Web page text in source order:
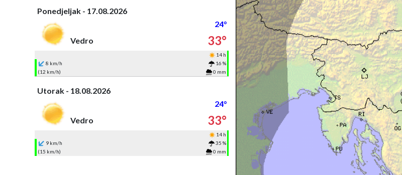
Ponedjeljak - 17.08.2026
24°
Vedro
33°
14 h
8 km/h
16 %
(12 km/h)
0 mm
Utorak - 18.08.2026
24°
Vedro
33°
14 h
9 km/h
35 %
(15 km/h)
0 mm